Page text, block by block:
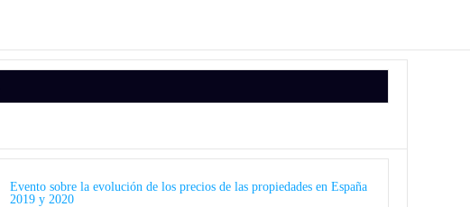
Evento sobre la evolución de los precios de las propiedades en España
2019 y 2020